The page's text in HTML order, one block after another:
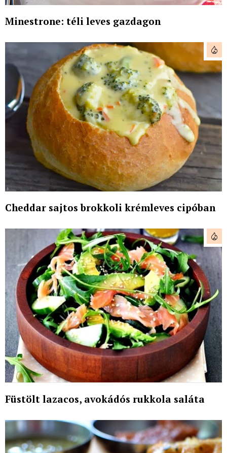
Minestrone: téli leves gazdagon
Cheddar sajtos brokkoli krémleves cipóban
Füstölt lazacos, avokádós rukkola saláta